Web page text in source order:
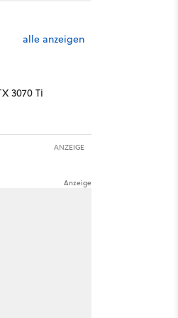
alle anzeigen
3070 Ti
ANZEIGE